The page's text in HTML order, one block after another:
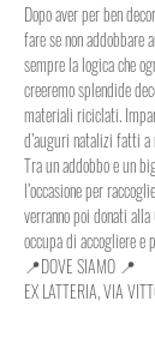
Dopo aver per ben
fare se non addobbare
sempre la logica che
creeremo splendide
materiali riciclati.
d’auguri natalizi fatti
Tra un addobbo e un
l’occasione per
verranno poi donati
occupa di accogliere
📍DOVE SIAMO 📍
EX LATTERIA, VIA